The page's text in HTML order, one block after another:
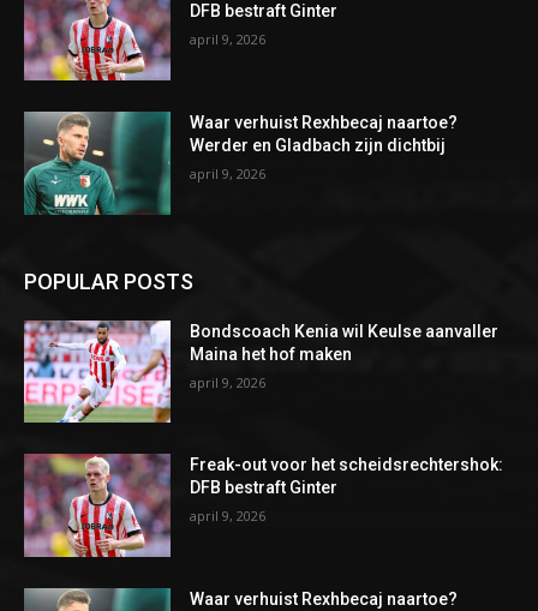
DFB bestraft Ginter
april 9, 2026
Waar verhuist Rexhbecaj naartoe?
Werder en Gladbach zijn dichtbij
april 9, 2026
POPULAR POSTS
Bondscoach Kenia wil Keulse aanvaller
Maina het hof maken
april 9, 2026
Freak-out voor het scheidsrechtershok:
DFB bestraft Ginter
april 9, 2026
Waar verhuist Rexhbecaj naartoe?